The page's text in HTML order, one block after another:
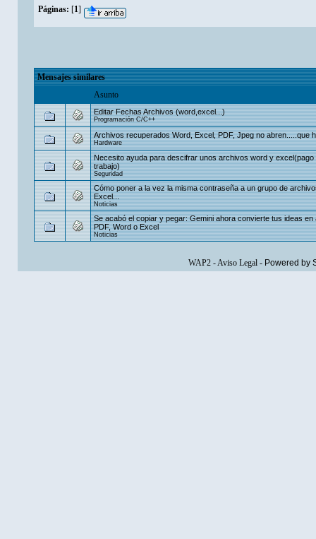
Páginas: [1]
Mensajes similares
Asunto
Editar Fechas Archivos (word,excel...)
Programación C/C++
Archivos recuperados Word, Excel, PDF, Jpeg no abren.....que
Hardware
Necesito ayuda para descifrar unos archivos word y excel(pago
trabajo)
Seguridad
Cómo poner a la vez la misma contraseña a un grupo de
Excel...
Noticias
Se acabó el copiar y pegar: Gemini ahora convierte tus ideas en
PDF, Word o Excel
Noticias
WAP2-Aviso Legal- Powered by